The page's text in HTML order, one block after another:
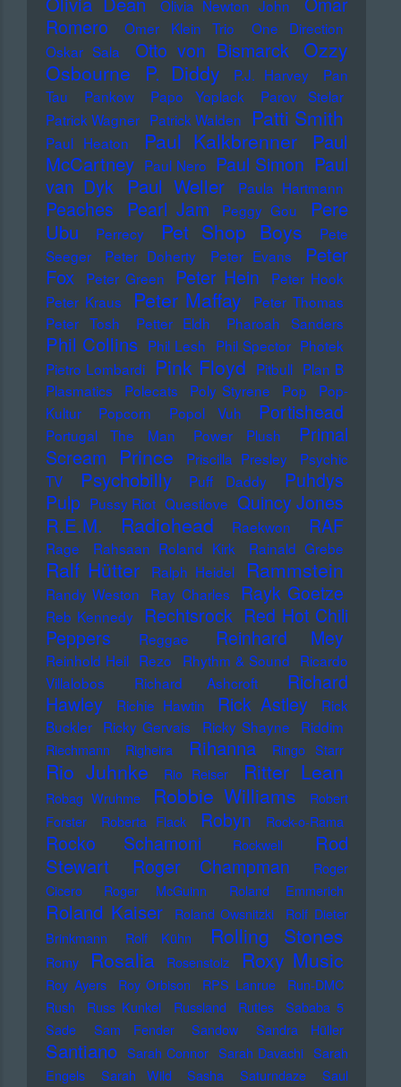
Olivia Newton John
Romero
Omer Klein Trio
One Direction
Oskar Sala
Otto von Bismarck Ozzy
Osbourne
P. Diddy P.J. Harvey
Pan
Tau
Pankow Papo Yoplack
Parov Stelar
Patrick Wagner Patrick Walden Patti Smith
Paul Heaton Paul Kalkbrenner
Paul
McCartney Paul Nero Paul Simon Paul
van Dyk Paul Weller Paula Hartmann
Peaches Pearl Jam Peggy Gou
Pere
Ubu
Perrecy Pet Shop Boys
Pete
Seeger
Peter Doherty Peter Evans
Peter
Fox
Peter Green Peter Hein
Peter Hook
Peter Kraus
Peter Maffay
Peter Thomas
Peter Tosh
Petter Eldh Pharoah Sanders
Phil Collins Phil Lesh Phil Spector Photek
Pietro Lombardi
Pink Floyd Pitbull Plan B
Plasmatics
Polecats Poly Styrene Pop
Pop-
Kultur
Popcorn Popol Vuh Portishead
Portugal The Man Power Plush
Primal
Scream
Prince Priscilla Presley
Psychic
TV
Psychobilly Puff Daddy
Puhdys
Pulp Pussy Riot Questlove Quincy Jones
R.E.M. Radiohead Raekwon RAF
Rage Rahsaan Roland Kirk Rainald Grebe
Ralf Hütter Ralph Heidel Rammstein
Randy Weston Ray Charles Rayk Goetze
Reb Kennedy Rechtsrock Red Hot Chili
Peppers
Reggae Reinhard Mey
Reinhold Heil Rezo Rhythm & Sound Ricardo
Villalobos
Richard Ashcroft
Richard
Hawley
Richie Hawtin Rick Astley
Rick
Buckler
Ricky Gervais Ricky Shayne Riddim
Riechmann Righeira Rihanna Ringo Starr
Rio Juhnke Rio Reiser Ritter Lean
Robag Wruhme Robbie Williams
Robert
Forster
Roberta Flack Robyn Rock-o-Rama
Rocko Schamoni Rockwell
Rod
Stewart
Roger Champman
Roger
Cicero
Roger McGuinn Roland Emmerich
Roland Kaiser Roland Owsnitzki
Rolf Dieter
Brinkmann
Rolf Kühn Rolling Stones
Romy Rosalia Rosenstolz Roxy Music
Roy Ayers Roy Orbison RPS Lanrue
Run-DMC
Rush
Russ Kunkel Russland Rutles
Sababa 5
Sade
Sam Fender Sandow Sandra Hüller
Santiano Sarah Connor Sarah Davachi Sarah
Engels
Sarah Wild Sasha Saturndaze
Saul